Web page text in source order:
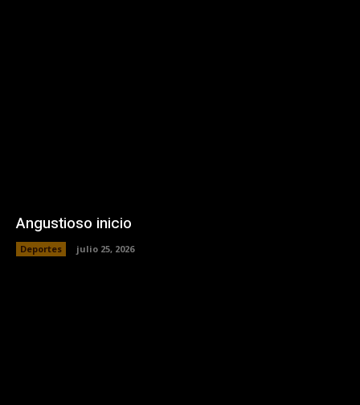
Angustioso inicio
Deportes julio 25, 2026